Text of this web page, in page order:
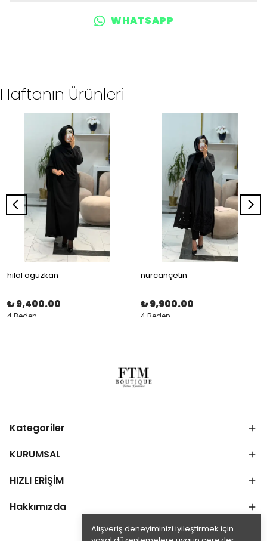
Alışveriş deneyiminizi iyileştirmek için
WHATSAPP
Haftanın Ürünleri
hilal oguzkan
₺ 9,400.00
4 Beden
nurcançetin
₺ 9,900.00
4 Beden
Kategoriler
KURUMSAL
HIZLI ERİŞİM
Hakkımızda